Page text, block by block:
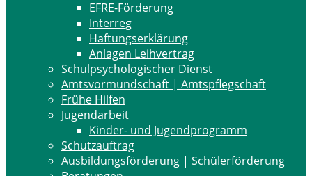
EFRE-Förderung
Interreg
Haftungserklärung
Anlagen Leihvertrag
Schulpsychologischer Dienst
Amtsvormundschaft | Amtspflegschaft
Frühe Hilfen
Jugendarbeit
Kinder- und Jugendprogramm
Schutzauftrag
Ausbildungsförderung | Schülerförderung